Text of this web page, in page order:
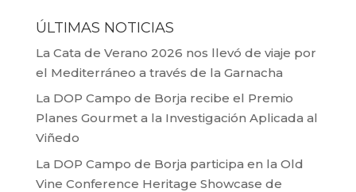
ÚLTIMAS NOTICIAS
La Cata de Verano 2026 nos llevó de viaje por
el Mediterráneo a través de la Garnacha
La DOP Campo de Borja recibe el Premio
Planes Gourmet a la Investigación Aplicada al
Viñedo
La DOP Campo de Borja participa en la Old
Vine Conference Heritage Showcase de